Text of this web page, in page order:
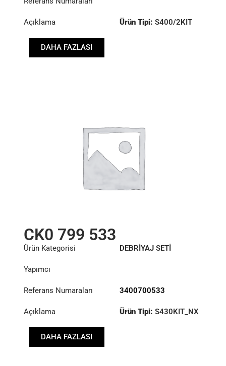
Açıklama Ürün Tipi: S400/2KIT
DAHA FAZLASI
CK0 799 533
Ürün Kategorisi DEBRİYAJ SETİ
Yapımcı
Referans Numaraları 3400700533
Açıklama Ürün Tipi: S430KIT_NX
DAHA FAZLASI